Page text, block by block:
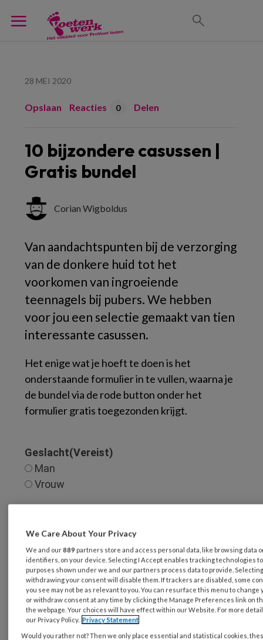
28 MEI 2020
Opslaan Reacties 0 Delen
10 bijzondere casussen |
Gratis bundel
Corian Wigboldus
Van aandachtspunten bij de verzorging
van de donkere huid tot het
voorkomen van ingroeiende
teennagels bij pubers. We hebben
voor jou een selectie gemaakt van tien
interessante casussen.
Het enige wat je hoeft te doen is het
onderstaande formulier in te vullen, waarna je
de bundel via de rode button onder het
formulier gratis toegezonden krijgt.
We Care About Your Privacy
We and our889partners store and access personal data, like browsing data
identifiers, on your device. Selecting I Accept enables tracking technologies
purposes shown under we and our partners process data to provide.
withdrawing your consent will disable them. If trackers are disabled, some
you see may not be as relevant to you. You can resurface this menu to change
or withdraw consent at any time by clicking the Manage Preferences link on
the webpage. Your choices will have effect within our Website. For more
our Privacy Policy. Privacy Statement
Would you rather not? Then we only place essential and statistical cookies,